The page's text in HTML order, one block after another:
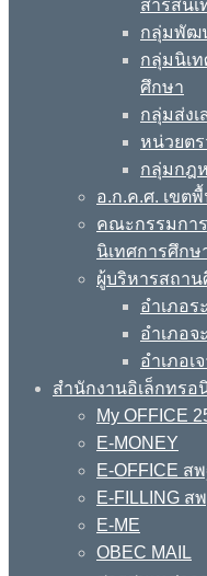
สารสน
กลุ่มพัฒ
กลุ่มนิเ
ศึกษา
กลุ่มส่ง
หน่วยต
กลุ่มกฎ
อ.ก.ค.ศ. เขต
คณะกรรมกา
นิเทศการศึกษ
ผู้บริหารสถาน
อำเภอร
อำเภอจ
อำเภอเ
สำนักงานอิเล็กทรอ
My OFFICE
E-MONEY
E-OFFICE ส
E-FILLING ส
E-ME
OBEC MAIL